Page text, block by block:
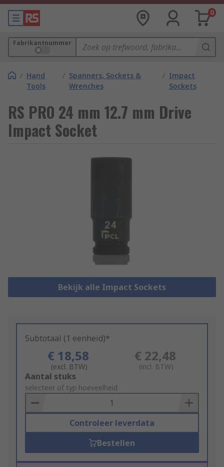
0
Fabrikantnummer
/ Hand
Tools
/ Spanners, Sockets &
Wrenches
/ Impact
Sockets
RS PRO 24 mm 12.7 mm Drive
Impact Socket
Bekijk alle Impact Sockets
Subtotaal (1 eenheid)*
€ 18,58
(excl. BTW)
€ 22,48
(incl. BTW)
Add
to
Basket
Aantal stuks
selecteer of typ hoeveelheid
Controleer leverdata
Bestellen